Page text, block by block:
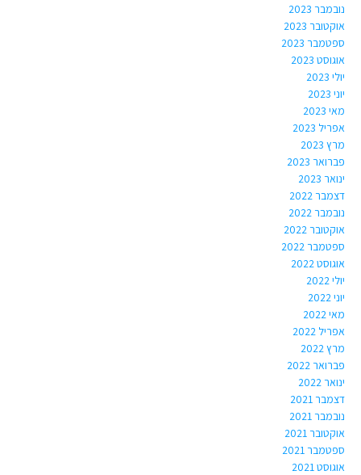
נובמבר 2023
אוקטובר 2023
ספטמבר 2023
אוגוסט 2023
יולי 2023
יוני 2023
מאי 2023
אפריל 2023
מרץ 2023
פברואר 2023
ינואר 2023
דצמבר 2022
נובמבר 2022
אוקטובר 2022
ספטמבר 2022
אוגוסט 2022
יולי 2022
יוני 2022
מאי 2022
אפריל 2022
מרץ 2022
פברואר 2022
ינואר 2022
דצמבר 2021
נובמבר 2021
אוקטובר 2021
ספטמבר 2021
אוגוסט 2021